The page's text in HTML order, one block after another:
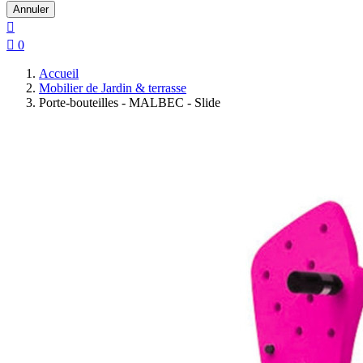
Annuler

 0
Accueil
Mobilier de Jardin & terrasse
Porte-bouteilles - MALBEC - Slide